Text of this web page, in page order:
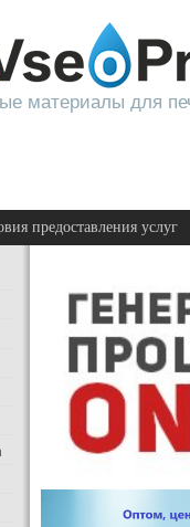
материалы для
предоставления услуг